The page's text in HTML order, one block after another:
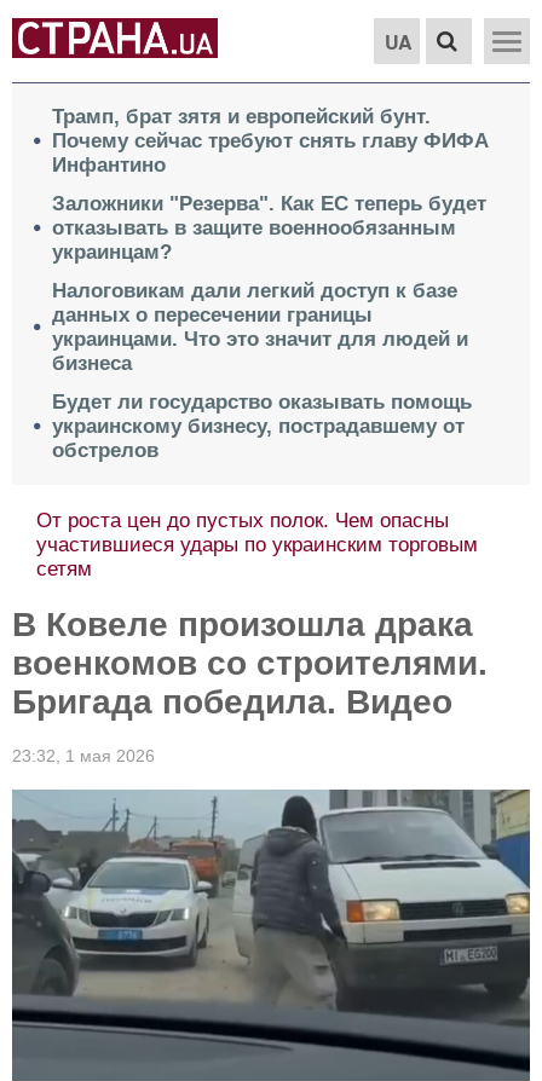
UA
Трамп, брат зятя и европейский бунт.
Почему сейчас требуют снять главу ФИФА
Инфантино
Заложники "Резерва". Как ЕС теперь будет
отказывать в защите военнообязанным
украинцам?
Налоговикам дали легкий доступ к базе
данных о пересечении границы
украинцами. Что это значит для людей и
бизнеса
Будет ли государство оказывать помощь
украинскому бизнесу, пострадавшему от
обстрелов
От роста цен до пустых полок. Чем опасны
участившиеся удары по украинским торговым
сетям
В Ковеле произошла драка
военкомов со строителями.
Бригада победила. Видео
23:32, 1 мая 2026